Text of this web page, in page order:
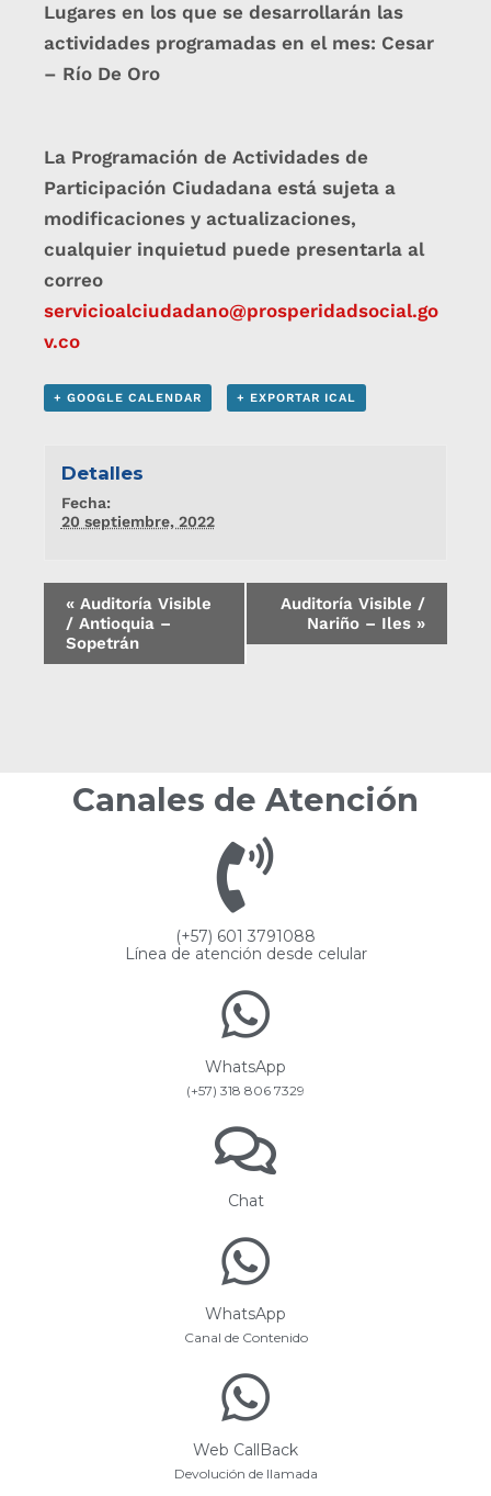
Lugares en los que se desarrollarán las
actividades programadas en el mes: Cesar
– Río De Oro
La Programación de Actividades de
Participación Ciudadana está sujeta a
modificaciones y actualizaciones,
cualquier inquietud puede presentarla al
correo
servicioalciudadano@prosperidadsocial.go
v.co
+ GOOGLE CALENDAR + EXPORTAR ICAL
Detalles
Fecha:
20 septiembre, 2022
« Auditoría Visible
/ Antioquia –
Sopetrán
Auditoría Visible /
Nariño – Iles »
Canales de Atención
(+57) 601 3791088
Línea de atención desde celular
WhatsApp
(+57) 318 806 7329
Chat
WhatsApp
Canal de Contenido
Web CallBack
Devolución de llamada